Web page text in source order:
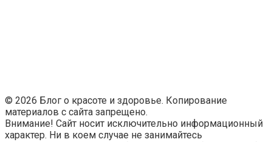
© 2026 Блог о красоте и здоровье. Копирование
материалов с сайта запрещено.
Внимание! Сайт носит исключительно информационный
характер. Ни в коем случае не занимайтесь